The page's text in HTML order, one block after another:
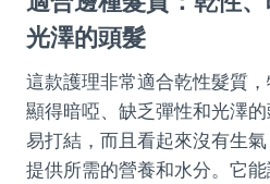
光澤的頭髮
這款護理非常適合乾性髮質
顯得暗啞、缺乏彈性和光澤
易打結，而且看起來沒有生
提供所需的營養和水分。它能